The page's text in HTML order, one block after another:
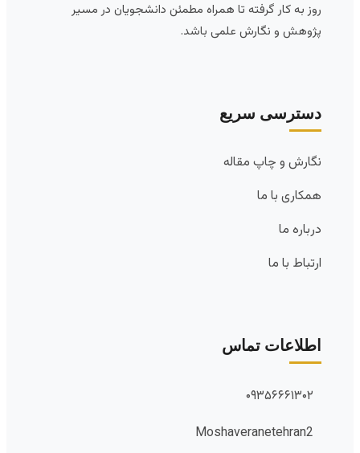
روز به کار گرفته تا همراه مطمئن دانشجویان در مسیر
پژوهش و نگارش علمی باشد.
دسترسی سریع
نگارش و چاپ مقاله
همکاری با ما
درباره ما
ارتباط با ما
اطلاعات تماس
۰۹۳۵۶۶۶۱۳۰۲
Moshaveranetehran2